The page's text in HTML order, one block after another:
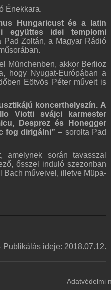
Énekkara.
Hungaricust és a latin
együttes idei templomi
Pad Zoltán, a Magyar Rádió
Münchenben, akkor Berlioz
hogy Nyugat-Európában a
Eötvös Péter műveit is
koncerthelyszín. A
Viotti svájci karmester
Desprez és Honegger
fog dirigálni” – sorolta Pad
során tavasszal
ősszel induló szezonban
Bach műveivel, illetve Müpa-
Publikálás ideje: 2018.07.12.
Adatvédelmi